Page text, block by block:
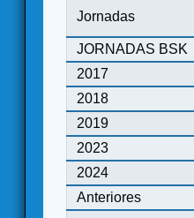
Jornadas
JORNADAS BSK
2017
2018
2019
2023
2024
Anteriores